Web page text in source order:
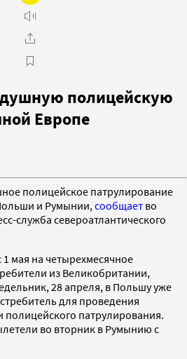
полицейскую
Европе
полицейское патрулирование
и Румынии, сообщает во
служба североатлантического
мая на четырехмесячное
из Великобритании,
28 апреля, в Польшу уже
для проведения
патрулирования.
во вторник в Румынию с